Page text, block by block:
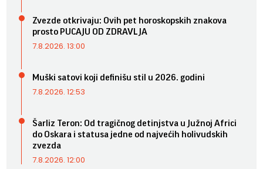
Zvezde otkrivaju: Ovih pet horoskopskih znakova
prosto PUCAJU OD ZDRAVLJA
7.8.2026. 13:00
Muški satovi koji definišu stil u 2026. godini
7.8.2026. 12:53
Šarliz Teron: Od tragičnog detinjstva u Južnoj Africi
do Oskara i statusa jedne od najvećih holivudskih
zvezda
7.8.2026. 12:00